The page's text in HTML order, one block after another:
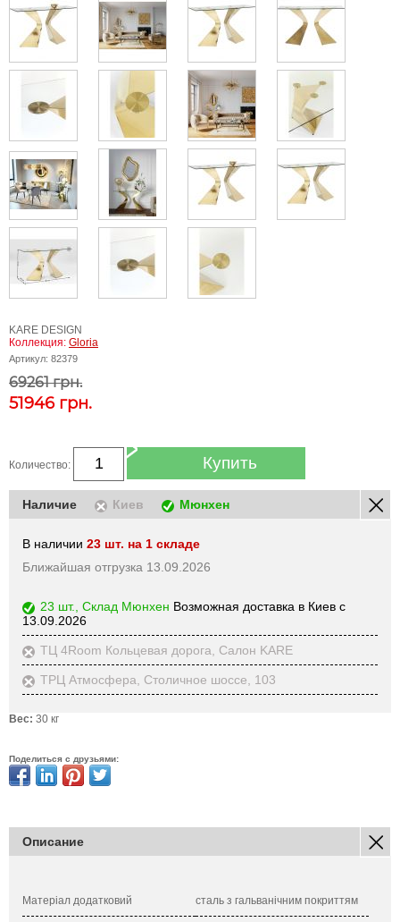
KARE DESIGN
Коллекция: Gloria
Артикул: 82379
69261 грн.
51946 грн.
Количество: Купить
Наличие Киев Мюнхен
В наличии 23 шт. на 1 складе
Ближайшая отгрузка 13.09.2026
23 шт., Склад Мюнхен Возможная доставка в Киев с
13.09.2026
ТЦ 4Room Кольцевая дорога, Салон KARE
ТРЦ Атмосфера, Столичное шоссе, 103
Вес: 30 кг
Поделиться с друзьями:
Описание
Матеріал додатковий сталь з гальванічним покриттям